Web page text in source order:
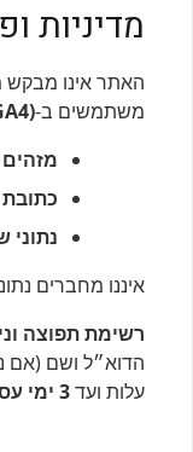
מדיניות
האתר אינו
משתמשים ב-
מזהים
כתובת IP
נתוני
איננו מחברים
רשימת תפוצה
הדוא״ל ושם (אם
עלות ועד3 ימי עסקים